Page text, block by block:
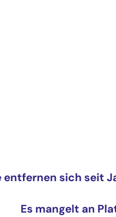
entfernen sich seit
Es mangelt an